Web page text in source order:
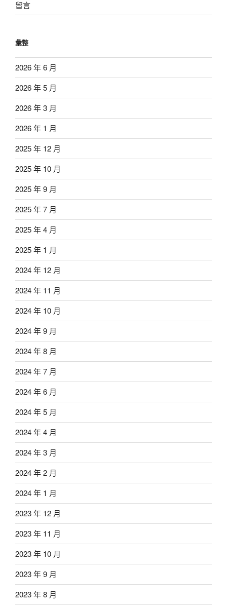
留言
彙整
2026 年 6 月
2026 年 5 月
2026 年 3 月
2026 年 1 月
2025 年 12 月
2025 年 10 月
2025 年 9 月
2025 年 7 月
2025 年 4 月
2025 年 1 月
2024 年 12 月
2024 年 11 月
2024 年 10 月
2024 年 9 月
2024 年 8 月
2024 年 7 月
2024 年 6 月
2024 年 5 月
2024 年 4 月
2024 年 3 月
2024 年 2 月
2024 年 1 月
2023 年 12 月
2023 年 11 月
2023 年 10 月
2023 年 9 月
2023 年 8 月